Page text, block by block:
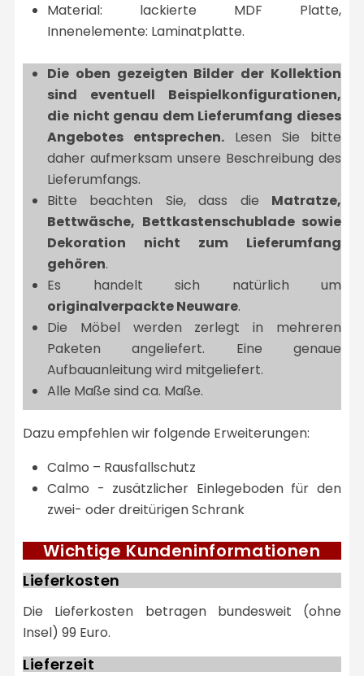
Material: lackierte MDF Platte,
Innenelemente: Laminatplatte.
Die oben gezeigten Bilder der Kollektion
sind eventuell Beispielkonfigurationen,
die nicht genau dem Lieferumfang dieses
Angebotes entsprechen. Lesen Sie bitte
daher aufmerksam unsere Beschreibung des
Lieferumfangs.
Bitte beachten Sie, dass die Matratze,
Bettwäsche, Bettkastenschublade sowie
Dekoration nicht zum Lieferumfang
gehören.
Es handelt sich natürlich um
originalverpackte Neuware.
Die Möbel werden zerlegt in mehreren
Paketen angeliefert. Eine genaue
Aufbauanleitung wird mitgeliefert.
Alle Maße sind ca. Maße.
Dazu empfehlen wir folgende Erweiterungen:
Calmo – Rausfallschutz
Calmo - zusätzlicher Einlegeboden für den
zwei- oder dreitürigen Schrank
Wichtige Kundeninformationen
Lieferkosten
Die Lieferkosten betragen bundesweit (ohne
Insel) 99 Euro.
Lieferzeit